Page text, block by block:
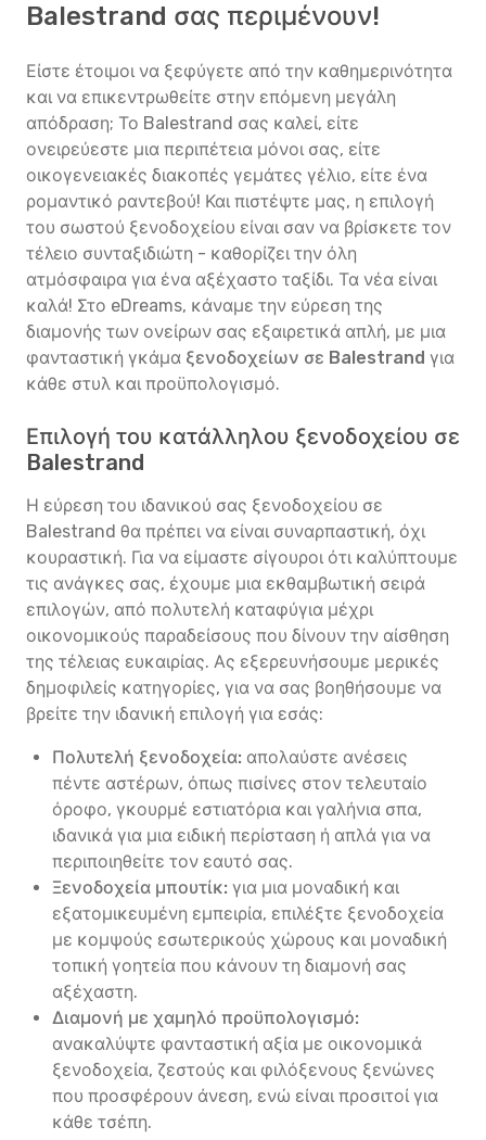
Balestrand σας περιμένουν!
Είστε έτοιμοι να ξεφύγετε από την καθημερινότητα
και να επικεντρωθείτε στην επόμενη μεγάλη
απόδραση; Το Balestrand σας καλεί, είτε
ονειρεύεστε μια περιπέτεια μόνοι σας, είτε
οικογενειακές διακοπές γεμάτες γέλιο, είτε ένα
ρομαντικό ραντεβού! Και πιστέψτε μας, η επιλογή
του σωστού ξενοδοχείου είναι σαν να βρίσκετε τον
τέλειο συνταξιδιώτη - καθορίζει την όλη
ατμόσφαιρα για ένα αξέχαστο ταξίδι. Τα νέα είναι
καλά! Στο eDreams, κάναμε την εύρεση της
διαμονής των ονείρων σας εξαιρετικά απλή, με μια
φανταστική γκάμα ξενοδοχείων σε Balestrand για
κάθε στυλ και προϋπολογισμό.
Επιλογή του κατάλληλου ξενοδοχείου σε
Balestrand
Η εύρεση του ιδανικού σας ξενοδοχείου σε
Balestrand θα πρέπει να είναι συναρπαστική, όχι
κουραστική. Για να είμαστε σίγουροι ότι καλύπτουμε
τις ανάγκες σας, έχουμε μια εκθαμβωτική σειρά
επιλογών, από πολυτελή καταφύγια μέχρι
οικονομικούς παραδείσους που δίνουν την αίσθηση
της τέλειας ευκαιρίας. Ας εξερευνήσουμε μερικές
δημοφιλείς κατηγορίες, για να σας βοηθήσουμε να
βρείτε την ιδανική επιλογή για εσάς:
Πολυτελή ξενοδοχεία: απολαύστε ανέσεις
πέντε αστέρων, όπως πισίνες στον τελευταίο
όροφο, γκουρμέ εστιατόρια και γαλήνια σπα,
ιδανικά για μια ειδική περίσταση ή απλά για να
περιποιηθείτε τον εαυτό σας.
Ξενοδοχεία μπουτίκ: για μια μοναδική και
εξατομικευμένη εμπειρία, επιλέξτε ξενοδοχεία
με κομψούς εσωτερικούς χώρους και μοναδική
τοπική γοητεία που κάνουν τη διαμονή σας
αξέχαστη.
Διαμονή με χαμηλό προϋπολογισμό:
ανακαλύψτε φανταστική αξία με οικονομικά
ξενοδοχεία, ζεστούς και φιλόξενους ξενώνες
που προσφέρουν άνεση, ενώ είναι προσιτοί για
κάθε τσέπη.